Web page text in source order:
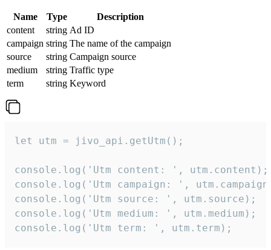
Name Type
Description
content
string Ad ID
campaign string The name of the campaign
source
string Campaign source
medium
string Traffic type
term
string Keyword
let utm = jivo_api.getUtm();
console.log('Utm content: ', utm.content);
console.log('Utm campaign: ',
console.log('Utm source: ', utm.source);
console.log('Utm medium: ', utm.medium);
console.log('Utm term: ', utm.term);